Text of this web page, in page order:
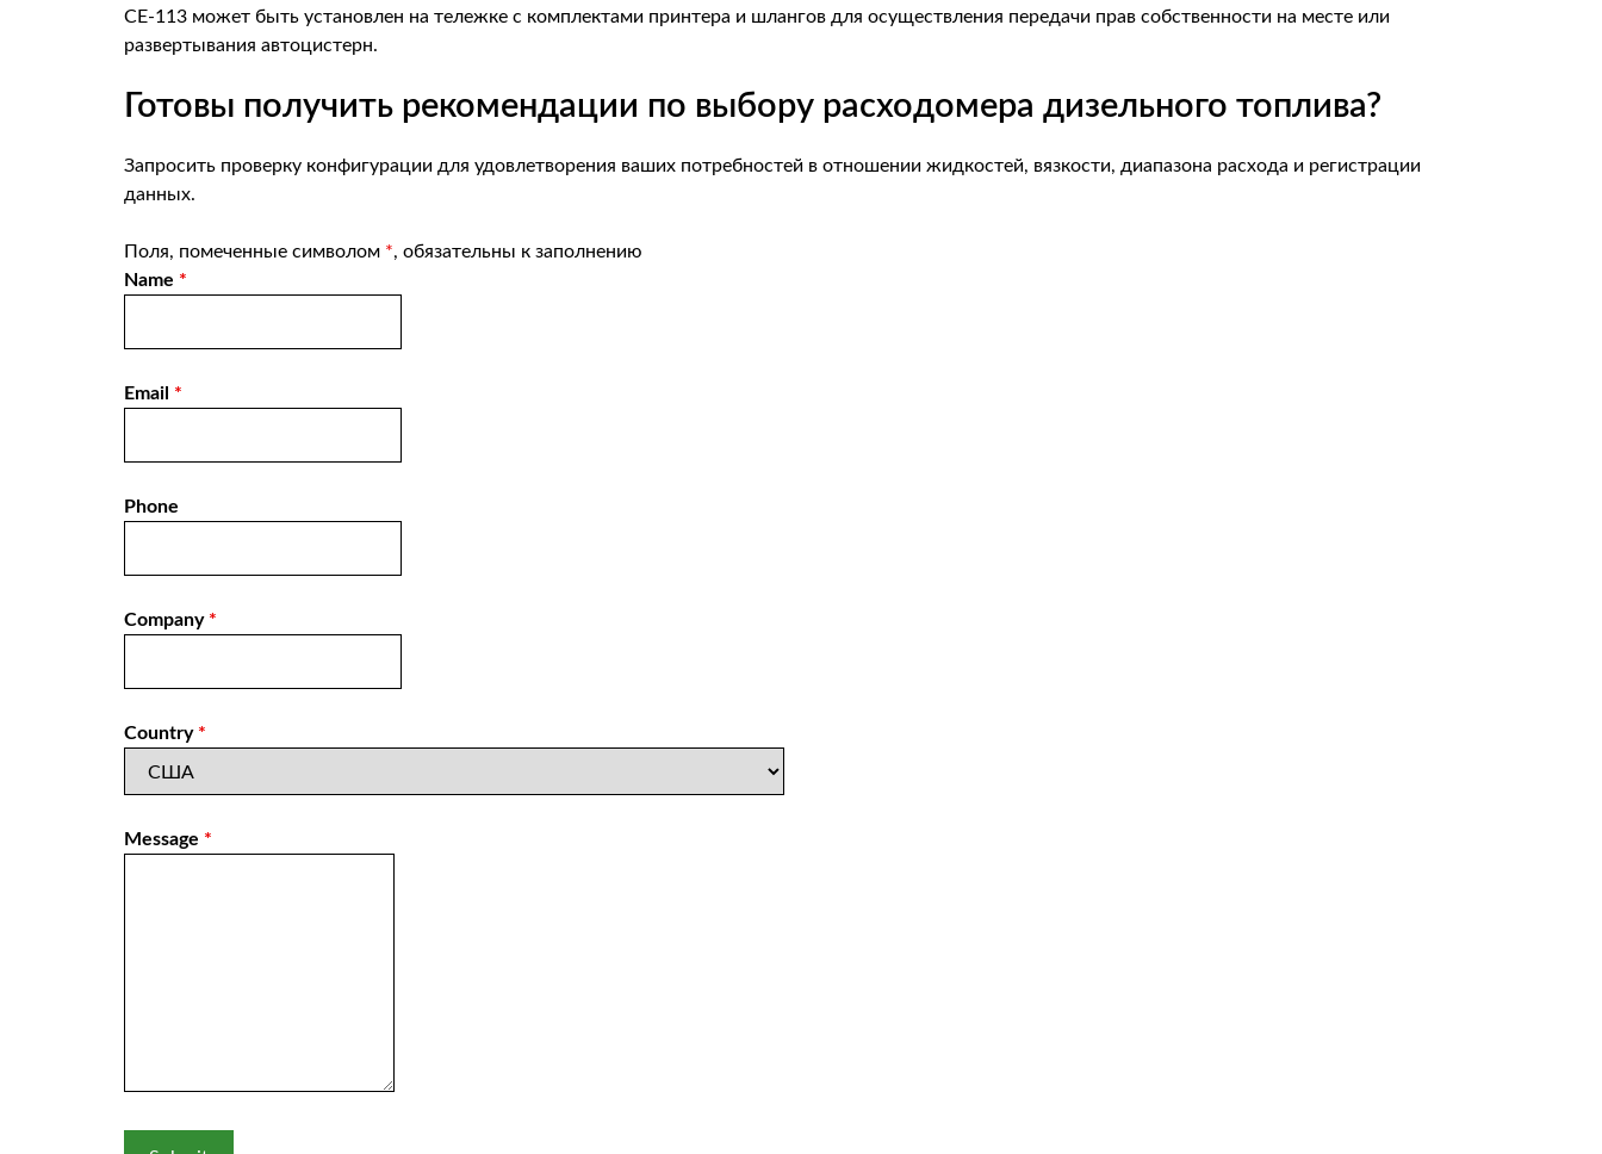
CE-113 может быть установлен на тележке с комплектами принтера и шлангов для осуществления передачи прав собственности на месте или
развертывания автоцистерн.
Готовы получить рекомендации по выбору расходомера дизельного топлива?
Запросить проверку конфигурации для удовлетворения ваших потребностей в отношении жидкостей, вязкости, диапазона расхода и регистрации
данных.
Поля, помеченные символом *, обязательны к заполнению
Name *
Email *
Phone
Company *
Country *
Message *